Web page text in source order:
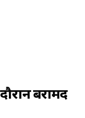
बरामद